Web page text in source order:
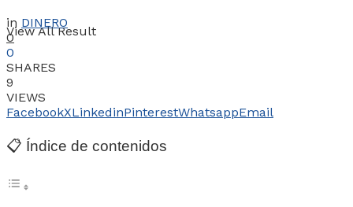
View All Result
in DINERO
0
0
SHARES
9
VIEWS
FacebookXLinkedinPinterestWhatsappEmail
📋 Índice de contenidos